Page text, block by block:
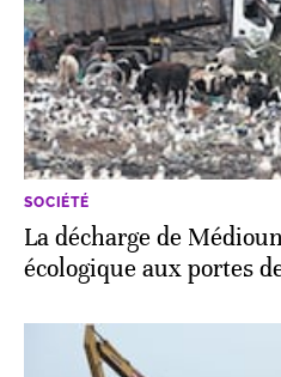
SOCIÉTÉ
La décharge de
écologique aux portes